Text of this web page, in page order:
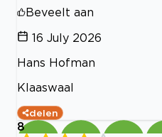
Beveelt aan
16 July 2026
Hans Hofman
Klaaswaal
delen
8